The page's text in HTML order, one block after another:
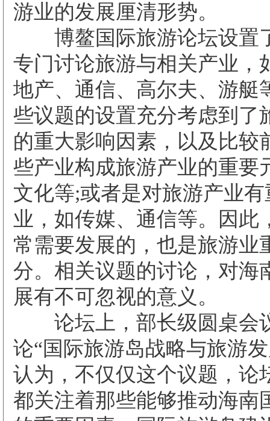
游业的发展厘清形势。
博鳌国际旅游论坛设置
专门讨论旅游与相关产业，
地产、通信、高尔夫、游艇
些议题的设置充分考虑到了
的重大影响因素，以及比较
些产业构成旅游产业的重要
文化等;或者是对旅游产业
业，如传媒、通信等。因此
常需要发展的，也是旅游业
分。相关议题的讨论，对海
展有不可忽视的意义。
论坛上，部长级圆桌会
论“国际旅游岛战略与旅游
认为，不仅仅这个议题，论
都关注着那些能够推动海南